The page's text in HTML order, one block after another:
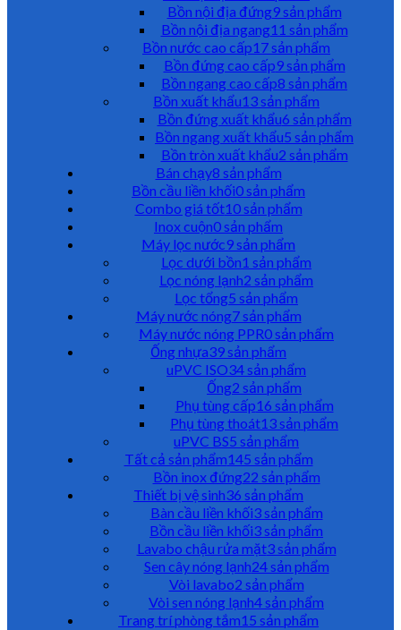
Bồn nội địa đứng9 sản phẩm
Bồn nội địa ngang11 sản phẩm
Bồn nước cao cấp17 sản phẩm
Bồn đứng cao cấp9 sản phẩm
Bồn ngang cao cấp8 sản phẩm
Bồn xuất khẩu13 sản phẩm
Bồn đứng xuất khẩu6 sản phẩm
Bồn ngang xuất khẩu5 sản phẩm
Bồn tròn xuất khẩu2 sản phẩm
Bán chạy8 sản phẩm
Bồn cầu liền khối0 sản phẩm
Combo giá tốt10 sản phẩm
Inox cuộn0 sản phẩm
Máy lọc nước9 sản phẩm
Lọc dưới bồn1 sản phẩm
Lọc nóng lạnh2 sản phẩm
Lọc tổng5 sản phẩm
Máy nước nóng7 sản phẩm
Máy nước nóng PPR0 sản phẩm
Ống nhựa39 sản phẩm
uPVC ISO34 sản phẩm
Ống2 sản phẩm
Phụ tùng cấp16 sản phẩm
Phụ tùng thoát13 sản phẩm
uPVC BS5 sản phẩm
Tất cả sản phẩm145 sản phẩm
Bồn inox đứng22 sản phẩm
Thiết bị vệ sinh36 sản phẩm
Bàn cầu liền khối3 sản phẩm
Bồn cầu liền khối3 sản phẩm
Lavabo chậu rửa mặt3 sản phẩm
Sen cây nóng lạnh24 sản phẩm
Vòi lavabo2 sản phẩm
Vòi sen nóng lạnh4 sản phẩm
Trang trí phòng tắm15 sản phẩm